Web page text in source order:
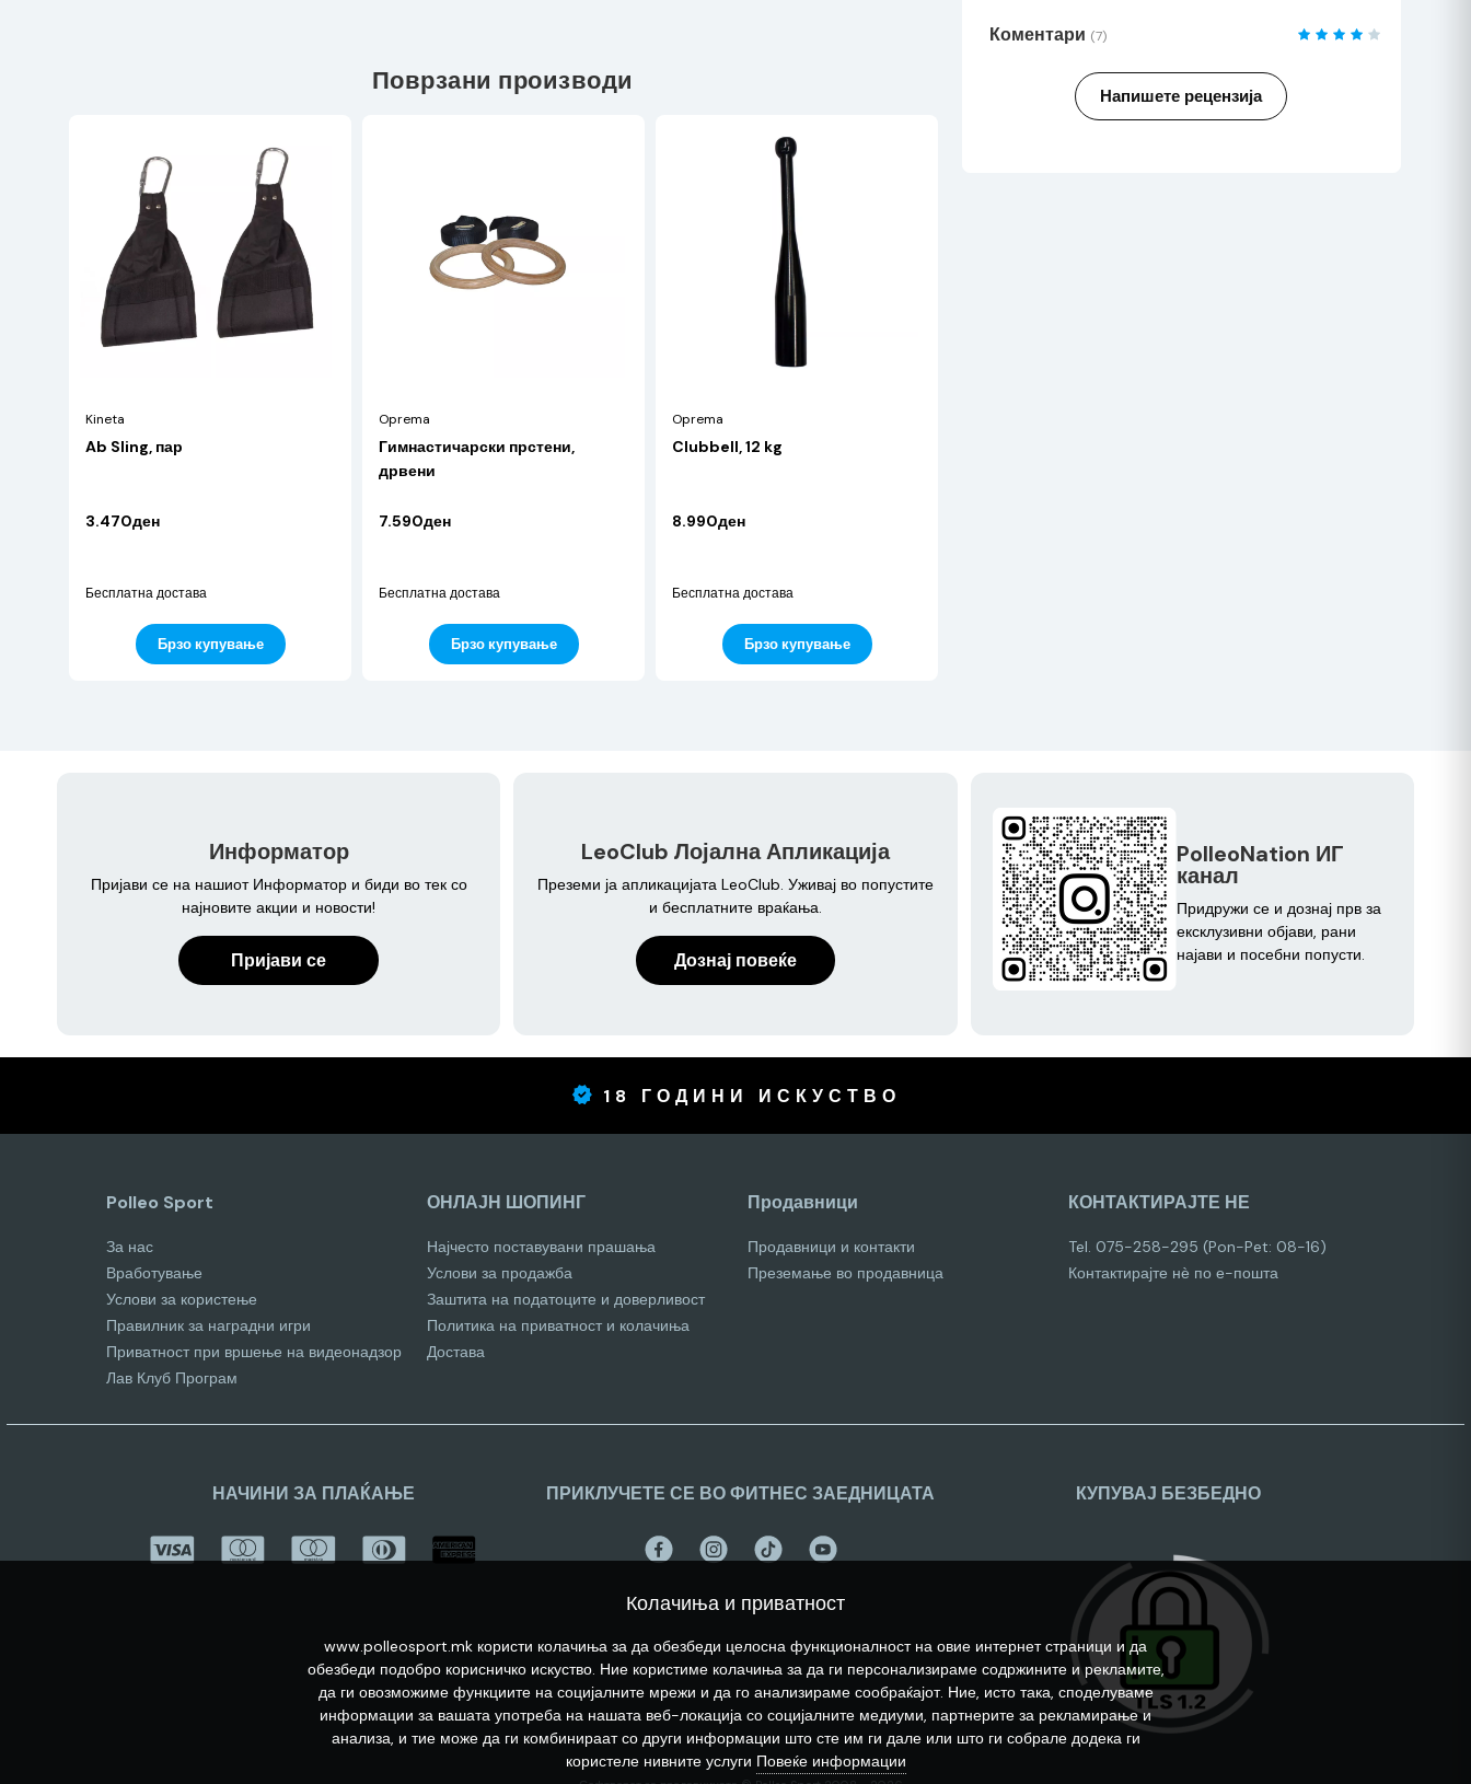
Поврзани производи
Kineta
Ab Sling, пар
3.470ден
Бесплатна достава
Брзо купување
Oprema
Гимнастичарски прстени,
дрвени
7.590ден
Бесплатна достава
Брзо купување
Oprema
Clubbell, 12 kg
8.990ден
Бесплатна достава
Брзо купување
Коментари (7)
Напишете рецензија
Информатор
Пријави се на нашиот Информатор и биди во тек со
најновите акции и новости!
Пријави се
LeoClub Лојална Апликација
Преземи ја апликацијата LeoClub. Уживај во попустите
и бесплатните враќања.
Дознај повеќе
PolleoNation ИГ
канал
Придружи се и дознај прв за
ексклузивни објави, рани
најави и посебни попусти.
18 ГОДИНИ ИСКУСТВО
Polleo Sport
За нас
Вработување
Услови за користење
Правилник за наградни игри
Приватност при вршење на видеонадзор
Лав Клуб Програм
ОНЛАЈН ШОПИНГ
Најчесто поставувани прашања
Услови за продажба
Заштита на податоците и доверливост
Политика на приватност и колачиња
Достава
Продавници
Продавници и контакти
Преземање во продавница
КОНТАКТИРАЈТЕ НЕ
Tel. 075-258-295 (Pon-Pet: 08-16)
Контактирајте нѐ по е-пошта
НАЧИНИ ЗА ПЛАЌАЊЕ ПРИКЛУЧЕТЕ СЕ ВО ФИТНЕС ЗАЕДНИЦАТА КУПУВАЈ БЕЗБЕДНО
Колачиња и приватност
www.polleosport.mk користи колачиња за да обезбеди целосна функционалност на овие интернет страници и да
обезбеди подобро корисничко искуство. Ние користиме колачиња за да ги персонализираме содржините и рекламите,
да ги овозможиме функциите на социјалните мрежи и да го анализираме сообраќајот. Ние, исто така, споделуваме
информации за вашата употреба на нашата веб-локација со социјалните медиуми, партнерите за рекламирање и
анализа, и тие може да ги комбинираат со други информации што сте им ги дале или што ги собрале додека ги
користеле нивните услуги Повеќе информации